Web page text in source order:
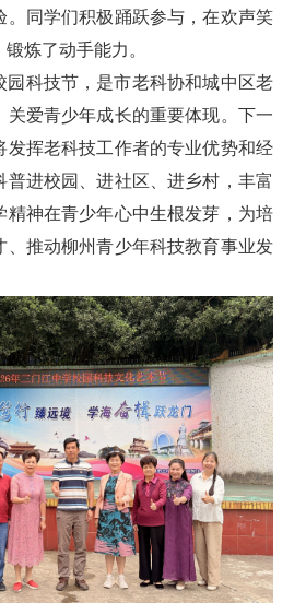
。同学们积极踊跃参与，在欢声笑
炼了动手能力。
园科技节，是市老科协和城中区老
关爱青少年成长的重要体现。下一
发挥老科技工作者的专业优势和经
普进校园、进社区、进乡村，丰富
精神在青少年心中生根发芽，为培
、推动柳州青少年科技教育事业发